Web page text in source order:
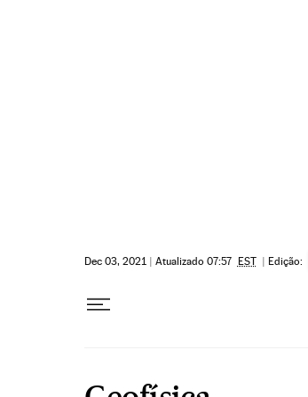
Dec 03, 2021 | Atualizado 07:57 EST | Edição: